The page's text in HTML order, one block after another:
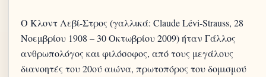
Ο Κλοντ Λεβί-Στρος (γαλλικά: Claude Lévi-Strauss, 28
Νοεμβρίου 1908 – 30 Οκτωβρίου 2009) ήταν Γάλλος
ανθρωπολόγος και φιλόσοφος, από τους μεγάλους
διανοητές του 20ού αιώνα, πρωτοπόρος του δομισμού